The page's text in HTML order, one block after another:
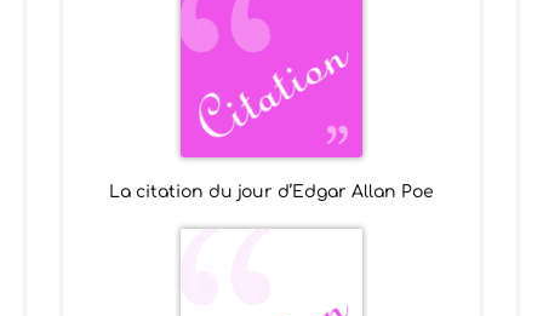
La citation du jour d’Edgar Allan Poe